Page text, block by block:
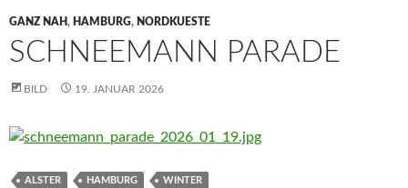
GANZ NAH, HAMBURG, NORDKUESTE
SCHNEEMANN PARADE
BILD 19. JANUAR 2026
ALSTER HAMBURG WINTER